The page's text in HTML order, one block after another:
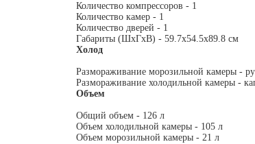
Количество компрессоров - 1
Количество камер - 1
Количество дверей - 1
Габариты (ШxГxВ) - 59.7x54.5x89.8 см
Холод
Размораживание морозильной камеры -
Размораживание холодильной камеры -
Объем
Общий объем - 126 л
Объем холодильной камеры - 105 л
Объем морозильной камеры - 21 л